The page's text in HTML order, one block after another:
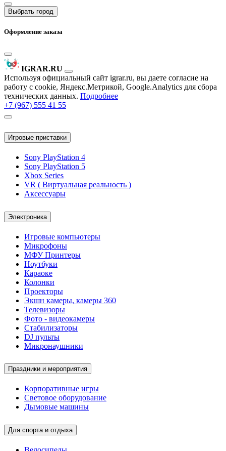
Выбрать город
Оформление заказа
IGRAR.RU
Используя официальный сайт igrar.ru, вы даете согласие на
работу с cookie, Яндекс.Метрикой, Google.Analytics для сбора
технических данных. Подробнее
+7 (967) 555 41 55
Игровые приставки
Sony PlayStation 4
Sony PlayStation 5
Xbox Series
VR ( Виртуальная реальность )
Аксессуары
Электроника
Игровые компьютеры
Микрофоны
МФУ Принтеры
Ноутбуки
Караоке
Колонки
Проекторы
Экшн камеры, камеры 360
Телевизоры
Фото - видеокамеры
Стабилизаторы
DJ пульты
Микронаушники
Праздники и мероприятия
Корпоративные игры
Световое оборудование
Дымовые машины
Для спорта и отдыха